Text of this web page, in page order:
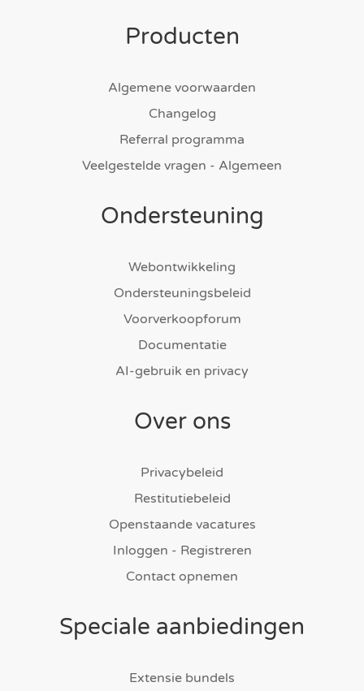
Producten
Algemene voorwaarden
Changelog
Referral programma
Veelgestelde vragen - Algemeen
Ondersteuning
Webontwikkeling
Ondersteuningsbeleid
Voorverkoopforum
Documentatie
AI-gebruik en privacy
Over ons
Privacybeleid
Restitutiebeleid
Openstaande vacatures
Inloggen - Registreren
Contact opnemen
Speciale aanbiedingen
Extensie bundels